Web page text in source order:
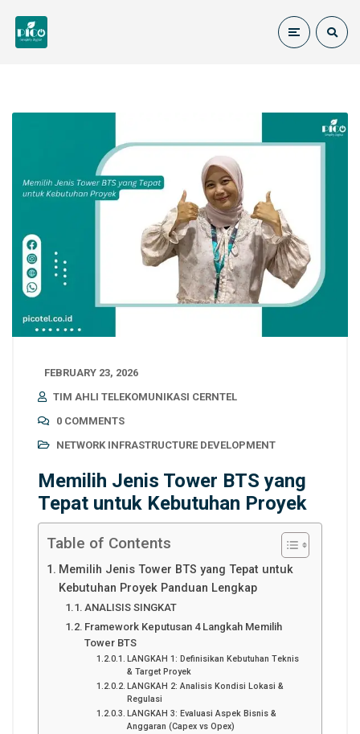
FEBRUARY 23, 2026
TIM AHLI TELEKOMUNIKASI CERNTEL
0 COMMENTS
NETWORK INFRASTRUCTURE DEVELOPMENT
Memilih Jenis Tower BTS yang
Tepat untuk Kebutuhan Proyek
Table of Contents
Memilih Jenis Tower BTS yang Tepat untuk
Kebutuhan Proyek Panduan Lengkap
ANALISIS SINGKAT
Framework Keputusan 4 Langkah Memilih
Tower BTS
LANGKAH 1: Definisikan Kebutuhan Teknis
& Target Proyek
LANGKAH 2: Analisis Kondisi Lokasi &
Regulasi
LANGKAH 3: Evaluasi Aspek Bisnis &
Anggaran (Capex vs Opex)